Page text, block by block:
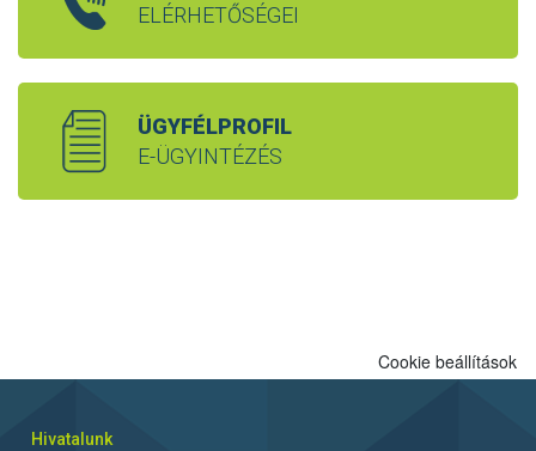
ELÉRHETŐSÉGEI
ÜGYFÉLPROFIL
E-ÜGYINTÉZÉS
Cookie beállítások
Hivatalunk